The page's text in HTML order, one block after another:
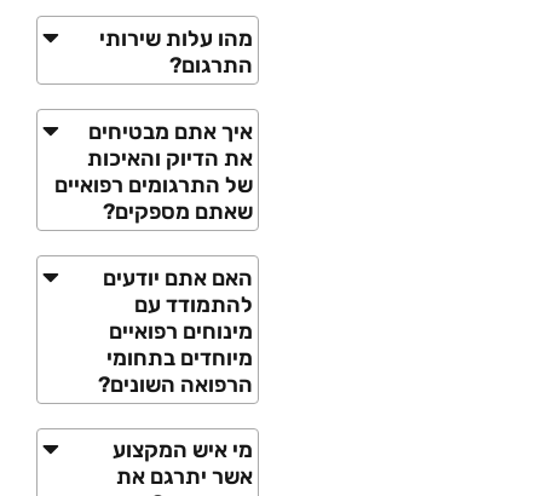
מהו עלות שירותי
התרגום?
איך אתם מבטיחים
את הדיוק והאיכות
של התרגומים רפואיים
שאתם מספקים?
האם אתם יודעים
להתמודד עם
מינוחים רפואיים
מיוחדים בתחומי
הרפואה השונים?
מי איש המקצוע
אשר יתרגם את